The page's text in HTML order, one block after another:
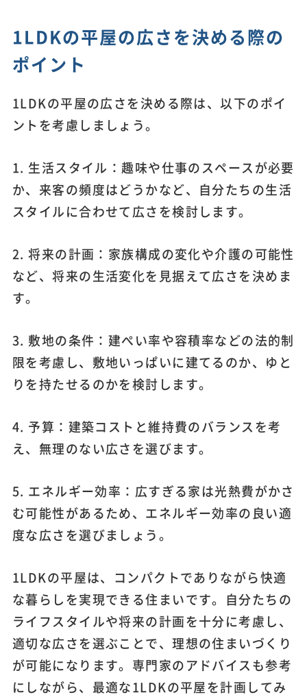
1LDKの平屋の広さを決める際の
ポイント
1LDKの平屋の広さを決める際は、以下のポイ
ントを考慮しましょう。
1. 生活スタイル：趣味や仕事のスペースが必要
か、来客の頻度はどうかなど、自分たちの生活
スタイルに合わせて広さを検討します。
2. 将来の計画：家族構成の変化や介護の可能性
など、将来の生活変化を見据えて広さを決めま
す。
3. 敷地の条件：建ぺい率や容積率などの法的制
限を考慮し、敷地いっぱいに建てるのか、ゆと
りを持たせるのかを検討します。
4. 予算：建築コストと維持費のバランスを考
え、無理のない広さを選びます。
5. エネルギー効率：広すぎる家は光熱費がかさ
む可能性があるため、エネルギー効率の良い適
度な広さを選びましょう。
1LDKの平屋は、コンパクトでありながら快適
な暮らしを実現できる住まいです。自分たちの
ライフスタイルや将来の計画を十分に考慮し、
適切な広さを選ぶことで、理想の住まいづくり
が可能になります。専門家のアドバイスも参考
にしながら、最適な1LDKの平屋を計画してみ